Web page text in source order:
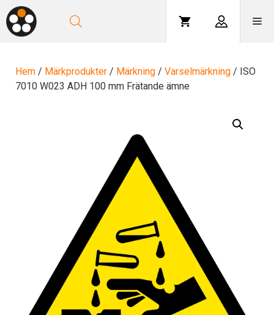
Hoppa
till
innehåll
Hem / Märkprodukter / Märkning / Varselmärkning / ISO
7010 W023 ADH 100 mm Frätande ämne